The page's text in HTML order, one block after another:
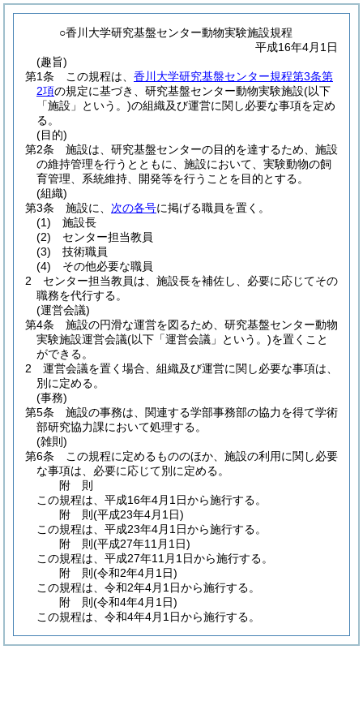
○香川大学研究基盤センター動物実験施設規程
平成16年4月1日
(趣旨)
第1条
この規程は、 香川大学研究基盤センター規程第3条第
2項の規定に基づき、研究基盤センター動物実験施設(以下
「施設」という。)の組織及び運営に関し必要な事項を定め
る。
(目的)
第2条
施設は、研究基盤センターの目的を達するため、施設
の維持管理を行うとともに、施設において、実験動物の飼
育管理、系統維持、開発等を行うことを目的とする。
(組織)
第3条
施設に、 次の各号に掲げる職員を置く。
(1)
施設長
(2)
センター担当教員
(3)
技術職員
(4)
その他必要な職員
2
センター担当教員は、施設長を補佐し、必要に応じてその
職務を代行する。
(運営会議)
第4条
施設の円滑な運営を図るため、研究基盤センター動物
実験施設運営会議(以下「運営会議」という。)を置くこと
ができる。
2
運営会議を置く場合、組織及び運営に関し必要な事項は、
別に定める。
(事務)
第5条
施設の事務は、関連する学部事務部の協力を得て学術
部研究協力課において処理する。
(雑則)
第6条
この規程に定めるもののほか、施設の利用に関し必要
な事項は、必要に応じて別に定める。
附 則
この規程は、平成16年4月1日から施行する。
附 則(平成23年4月1日)
この規程は、平成23年4月1日から施行する。
附 則(平成27年11月1日)
この規程は、平成27年11月1日から施行する。
附 則(令和2年4月1日)
この規程は、令和2年4月1日から施行する。
附 則(令和4年4月1日)
この規程は、令和4年4月1日から施行する。